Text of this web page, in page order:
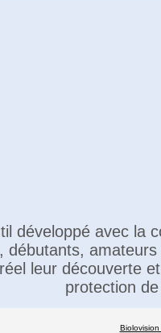
développé avec la
débutants,
leur découverte
protection
Biolovision